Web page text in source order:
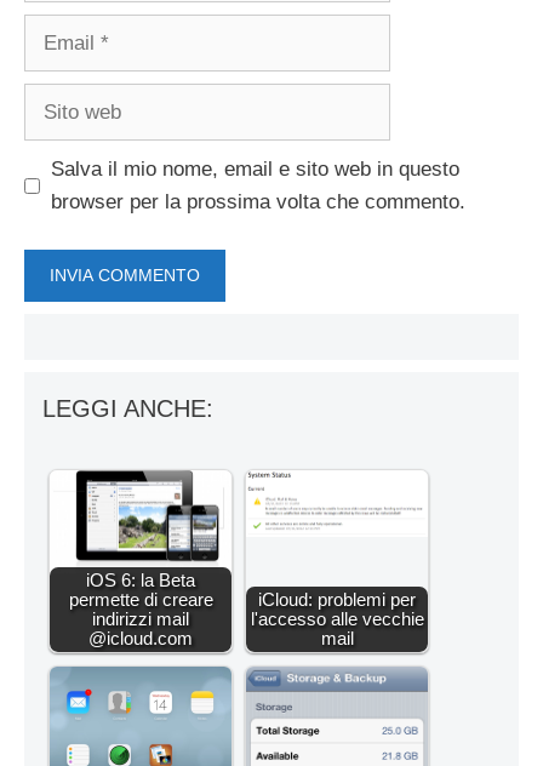
Email
Sito
Salva il mio nome, email e sito web in questo
browser per la prossima volta che commento.
LEGGI ANCHE:
iOS 6: la Beta
permette di creare
indirizzi mail
@icloud.com
iCloud: problemi per
l'accesso alle vecchie
mail